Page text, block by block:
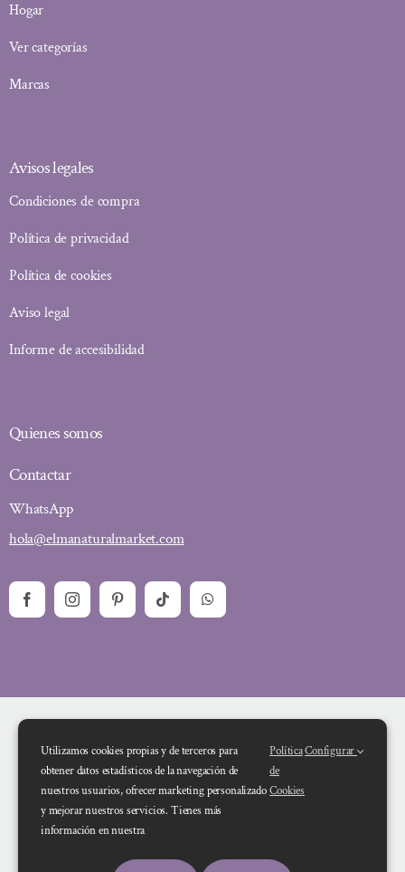
Hogar
Ver categorías
Marcas
Avisos legales
Condiciones de compra
Política de privacidad
Política de cookies
Aviso legal
Informe de accesibilidad
Quienes somos
Contactar
WhatsApp
hola@elmanaturalmarket.com
Financiado por la Unión Europea – NextGenerationEU. Sin embargo, los
autores y no reflejan necesariamente los de la Unión Europea o la Comisión
Utilizamos cookies propias y de terceros para
obtener datos estadísticos de la navegación de
nuestros usuarios, ofrecer marketing personalizado
y mejorar nuestros servicios. Tienes más
información en nuestra
Política
de
Cookies
Configurar